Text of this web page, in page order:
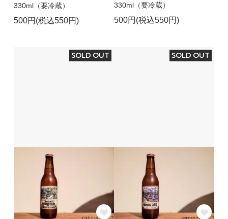
330ml（要冷蔵）
500円(税込550円)
330ml（要冷蔵）
500円(税込550円)
SOLD OUT SOLD OUT